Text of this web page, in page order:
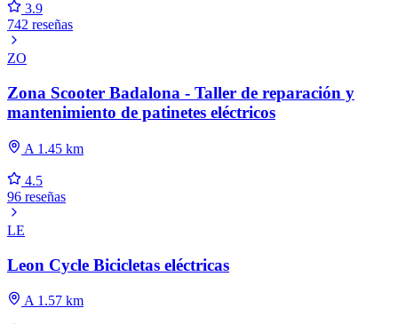
3.9
742 reseñas
ZO
Zona Scooter Badalona - Taller de reparación y
mantenimiento de patinetes eléctricos
A 1.45 km
4.5
96 reseñas
LE
Leon Cycle Bicicletas eléctricas
A 1.57 km